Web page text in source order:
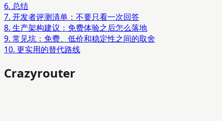
6. 总结
7. 开发者评测清单：不要只看一次回答
8. 生产架构建议：免费体验之后怎么落地
9. 常见坑：免费、低价和稳定性之间的取舍
10. 更实用的替代路线
Crazyrouter